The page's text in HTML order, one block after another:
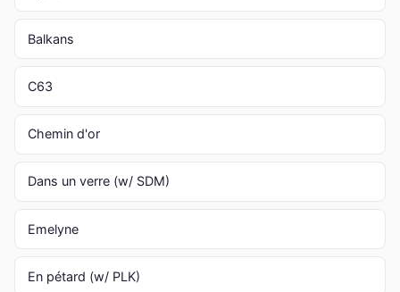
Balkans
C63
Chemin d'or
Dans un verre (w/ SDM)
Emelyne
En pétard (w/ PLK)